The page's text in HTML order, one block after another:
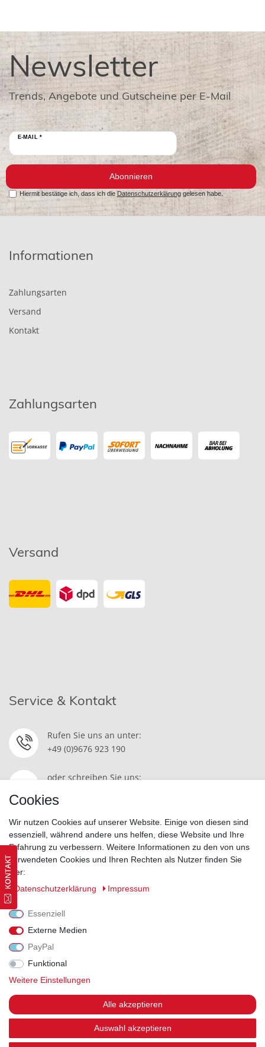
Newsletter
Trends, Angebote und Gutscheine per E-Mail
E-MAIL *
Abonnieren
Hiermit bestätige ich, dass ich dieDatenschutzerklärunggelesen habe.
Informationen
Zahlungsarten
Versand
Kontakt
Zahlungsarten
Versand
Service & Kontakt
Rufen Sie uns an unter:
+49 (0)9676 923 190
oder schreiben Sie uns:
Widerrufsrecht | Datenschutzerklärung | AGB | Impressum
Cookies
Wir nutzen Cookies auf unserer Website. Einige von diesen sind
essenziell, während andere uns helfen, diese Website und Ihre
Erfahrung zu verbessern. Weitere Informationen zu den von uns
verwendeten Cookies und Ihren Rechten als Nutzer finden Sie
hier:
Daten­schutz­erklärung
Impressum
Essenziell
Externe Medien
PayPal
Funktional
Weitere Einstellungen
Alle akzeptieren
Auswahl akzeptieren